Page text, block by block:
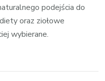
podejścia do
oraz ziołowe
wybierane.